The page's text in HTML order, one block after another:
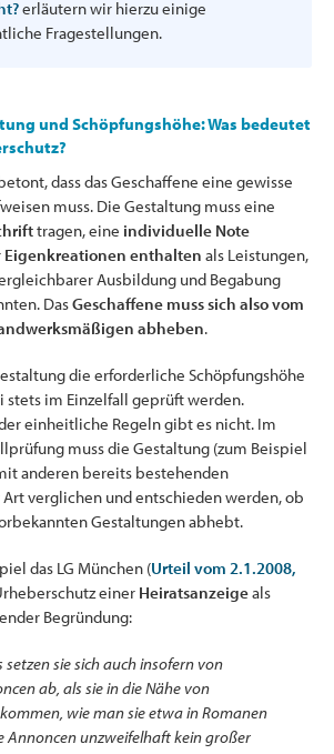
erläutern wir hierzu einige
Fragestellungen.
und Schöpfungshöhe: Was bedeutet
dass das Geschaffene eine gewisse
muss. Die Gestaltung muss eine
tragen, eine individuelle Note
Eigenkreationen enthalten als Leistungen,
Ausbildung und Begabung
DasGeschaffene muss sich also vom
abheben.
die erforderliche Schöpfungshöhe
stets im Einzelfall geprüft werden.
einheitliche Regeln gibt es nicht. Im
muss die Gestaltung (zum Beispiel
anderen bereits bestehenden
verglichen und entschieden werden, ob
Gestaltungen abhebt.
das LG München (Urteil vom 2.1.2008,
einer Heiratsanzeigeals
Begründung:
sie sich auch insofern von
ab, als sie in die Nähe von
wie man sie etwa in Romanen
Annoncen unzweifelhaft kein großer